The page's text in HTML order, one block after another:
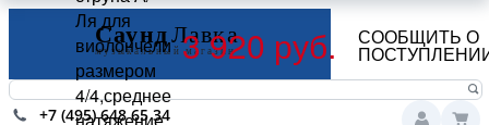
+7 (495) 648 65 34
Ля для
виолончели
размером
4/4,среднее
3 920 руб. СООБЩИТЬ О